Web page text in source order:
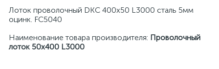
Лоток проволочный DKC 400х50 L3000 сталь 5мм
оцинк. FC5040
Наименование товара производителя: Проволочный
лоток 50х400 L3000